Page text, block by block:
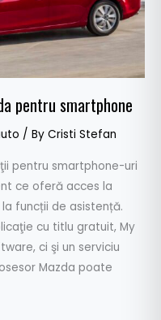
pentru smartphone
/ By Cristi Stefan
pentru smartphone-uri
ce oferă acces la
funcții de asistență.
cu titlu gratuit, My
ci şi un serviciu
Mazda poate